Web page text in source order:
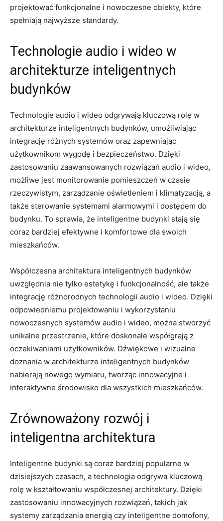
projektować funkcjonalne i nowoczesne obiekty, które⁢
spełniają najwyższe⁢ standardy.
Technologie‌ audio i‍ wideo w
architekturze inteligentnych
budynków
Technologie audio i wideo odgrywają kluczową rolę ‌w
architekturze⁢ inteligentnych budynków, umożliwiając
integrację różnych ⁤systemów oraz zapewniając
użytkownikom ⁤wygodę i​ bezpieczeństwo. Dzięki
zastosowaniu ⁣zaawansowanych⁣ rozwiązań audio i wideo,
możliwe jest monitorowanie ⁤pomieszczeń w czasie
rzeczywistym, ⁣zarządzanie oświetleniem i‍ klimatyzacją, a​
także sterowanie ⁢systemami alarmowymi i dostępem do
budynku. To sprawia, że⁢ inteligentne⁣ budynki ⁤stają się
⁤coraz bardziej efektywne i ⁣komfortowe dla swoich
mieszkańców.
Współczesna architektura inteligentnych budynków
uwzględnia nie tylko ⁢estetykę i‍ funkcjonalność, ale ⁣także
integrację różnorodnych ‍technologii ‌audio i‍ wideo. Dzięki
odpowiedniemu projektowaniu i wykorzystaniu
nowoczesnych systemów audio ‌i wideo, ⁣można​ stworzyć
unikalne⁤ przestrzenie, ⁣które doskonale współgrają ​z
oczekiwaniami użytkowników. ⁣Dźwiękowe i ‍wizualne⁤
doznania w⁤ architekturze⁣ inteligentnych budynków
nabierają nowego wymiaru, tworząc innowacyjne i
interaktywne ‍środowisko dla‌ wszystkich mieszkańców.
Zrównoważony rozwój⁢ i⁣
inteligentna architektura
Inteligentne budynki są coraz ​bardziej popularne ⁤w
dzisiejszych czasach, a technologia odgrywa​ kluczową
rolę⁣ w kształtowaniu współczesnej architektury. Dzięki⁢
zastosowaniu innowacyjnych​ rozwiązań, takich jak
‌systemy zarządzania energią czy inteligentne domofony,